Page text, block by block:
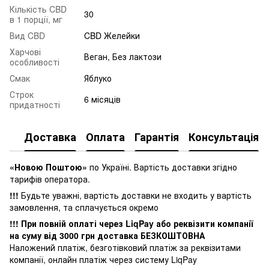
Кількість CBD
в 1 порції, мг
30
Вид CBD
CBD Желейки
Харчові
особливості
Веган, Без лактози
Смак
Яблуко
Строк
придатності
6 місяців
Доставка Оплата Гарантія Консультація
«Новою Поштою» по Україні. Вартість доставки згідно
тарифів оператора.
!!! Будьте уважні, вартість доставки не входить у вартість
замовлення, та сплачується окремо
!!! При повній оплаті через LiqPay або реквізити компанії
на суму від 3000 грн доставка БЕЗКОШТОВНА
Наложений платіж, безготівковий платіж за реквізитами
компанії, онлайн платіж через систему LiqPay